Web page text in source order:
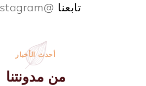
تابعنا @instagram
أحدث الأخبار
من مدونتنا